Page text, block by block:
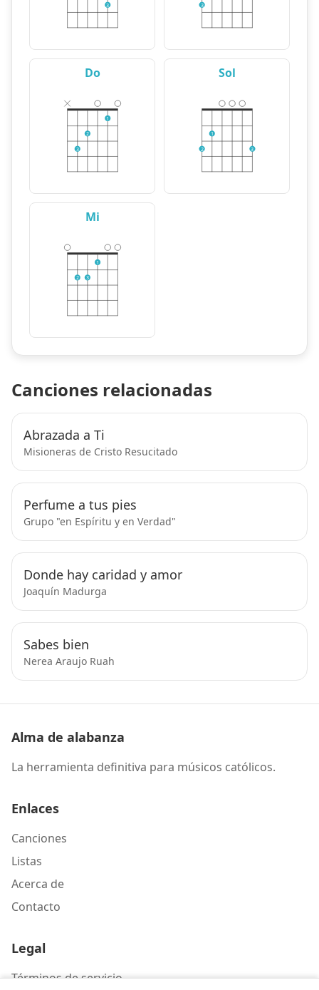
3 3
Do
3
2
1
Sol
2
1
3
Mi
2 3
1
Canciones relacionadas
Abrazada a Ti
Misioneras de Cristo Resucitado
Perfume a tus pies
Grupo "en Espíritu y en Verdad"
Donde hay caridad y amor
Joaquín Madurga
Sabes bien
Nerea Araujo Ruah
Alma de alabanza
La herramienta definitiva para músicos católicos.
Enlaces
Canciones
Listas
Acerca de
Contacto
Legal
Términos de servicio